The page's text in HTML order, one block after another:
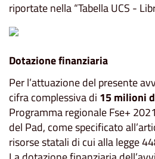
riportate nella “Tabella UCS -
Dotazione finanziaria
Per l’attuazione del presente
cifra complessiva di 15 milioni
Programma regionale Fse+
del Pad, come specificato
risorse statali di cui alla legge